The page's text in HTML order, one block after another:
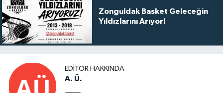
Zonguldak Basket Geleceğin
Yıldızlarını Arıyor!
EDITÖR HAKKINDA
A. Ü.